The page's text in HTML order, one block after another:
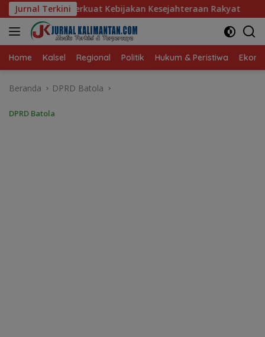
Langsung
ke
konten
Jurnal Terkini
Kesejahteraan Rakyat Baru 10 Persen, Aktivasi
Home Kalsel Regional Politik Hukum & Peristiwa
Beranda DPRD Batola
DPRD Batola